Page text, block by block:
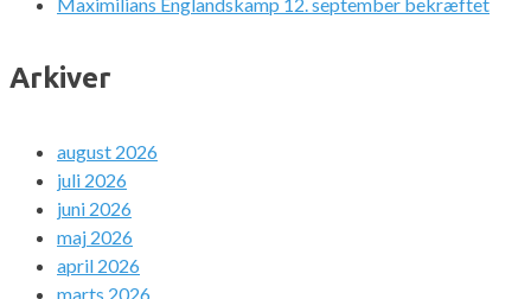
Arkiver
august 2026
juli 2026
juni 2026
maj 2026
april 2026
marts 2026